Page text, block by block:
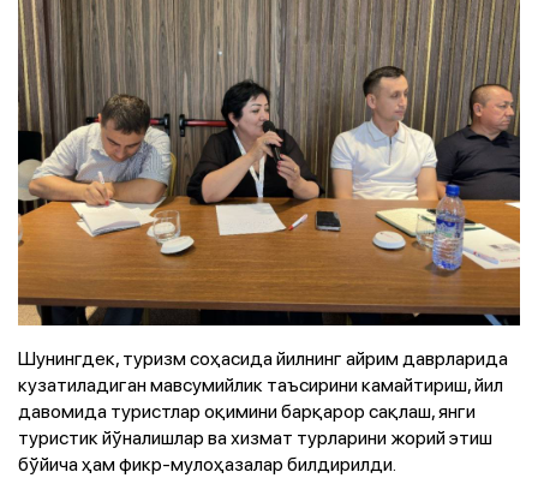
Шунингдек, туризм соҳасида йилнинг айрим даврларида
кузатиладиган мавсумийлик таъсирини камайтириш, йил
давомида туристлар оқимини барқарор сақлаш, янги
туристик йўналишлар ва хизмат турларини жорий этиш
бўйича ҳам фикр-мулоҳазалар билдирилди.